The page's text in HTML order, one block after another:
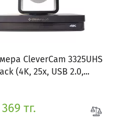
CleverCam 3325UHS
(4K, 25x, USB 2.0,...
тг.